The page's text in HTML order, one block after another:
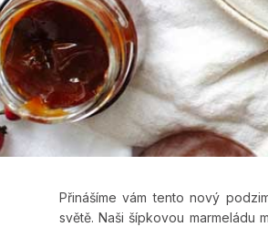
Přinášíme vám tento nový
světě. Naši šípkovou